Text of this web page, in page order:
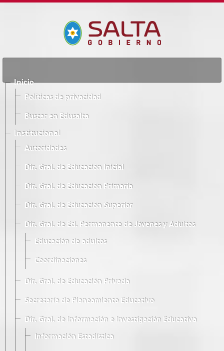
Inicio
Políticas de privacidad
Buscar en Edusalta
Institucional
Autoridades
Dir. Gral. de Educación Inicial
Dir. Gral. de Educación Primaria
Dir. Gral. de Educación Superior
Dir. Gral. de Ed. Permanente de Jóvenes y Adultos
Educación de adultos
Coordinaciones
Dir. Gral. de Educación Privada
Secretaría de Planeamiento Educativo
Dir. Gral. de Información e Investigación Educativa
Información Estadística